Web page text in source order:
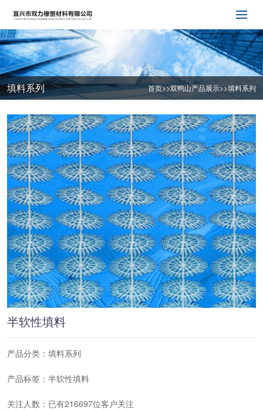
填料系列 首页>>双鸭山产品展示>>填料系列
半软性填料
产品分类： 填料系列
产品标签： 半软性填料
关注人数：已有216697位客户关注